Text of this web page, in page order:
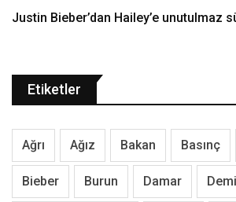
Justin Bieber’dan Hailey’e unutulmaz
Etiketler
Ağrı Ağız Bakan Basınç
Bieber Burun Damar